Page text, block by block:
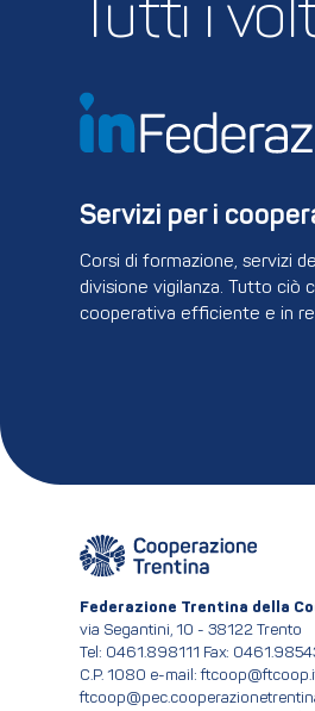
Tutti i
Servizi per i
Corsi di formazione, servizi
divisione vigilanza. Tutto ciò
cooperativa efficiente e in
Federazione Trentina della
via Segantini, 10 - 38122 Trento
Tel: 0461.898111 Fax:
C.P. 1080 e-mail: